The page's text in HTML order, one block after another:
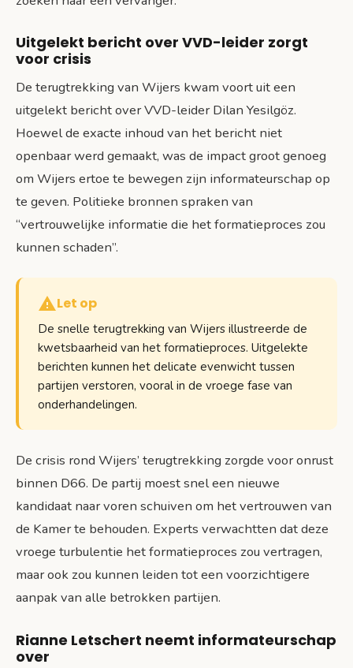
Uitgelekt bericht over VVD-leider zorgt
voor crisis
De terugtrekking van Wijers kwam voort uit een
uitgelekt bericht over VVD-leider Dilan Yesilgöz.
Hoewel de exacte inhoud van het bericht niet
openbaar werd gemaakt, was de impact groot genoeg
om Wijers ertoe te bewegen zijn informateurschap op
te geven. Politieke bronnen spraken van
“vertrouwelijke informatie die het formatieproces zou
kunnen schaden”.
Let op
De snelle terugtrekking van Wijers illustreerde de
kwetsbaarheid van het formatieproces. Uitgelekte
berichten kunnen het delicate evenwicht tussen
partijen verstoren, vooral in de vroege fase van
onderhandelingen.
De crisis rond Wijers’ terugtrekking zorgde voor onrust
binnen D66. De partij moest snel een nieuwe
kandidaat naar voren schuiven om het vertrouwen van
de Kamer te behouden. Experts verwachtten dat deze
vroege turbulentie het formatieproces zou vertragen,
maar ook zou kunnen leiden tot een voorzichtigere
aanpak van alle betrokken partijen.
Rianne Letschert neemt informateurschap
over